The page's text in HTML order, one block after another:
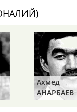
или
Нурлан
АБДЫКАЛЫКОВ
Ахмед
АНАРБАЕВ